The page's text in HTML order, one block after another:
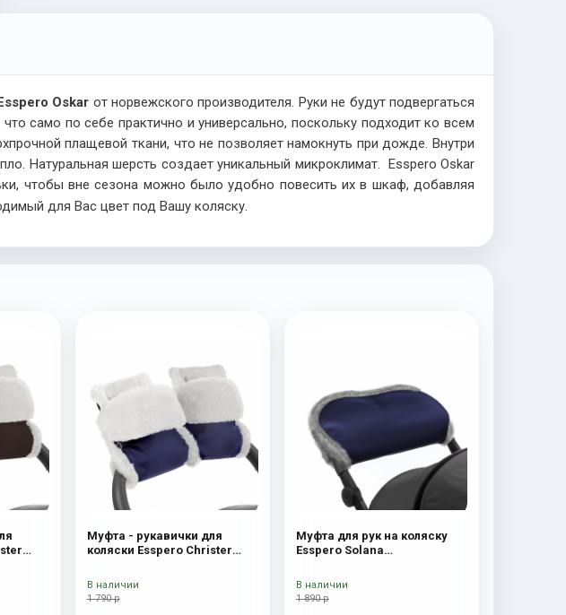
Oskar от норвежского производителя. Руки не будут подвергаться
само по себе практично и универсально, поскольку подходит ко всем
плащевой ткани, что не позволяет намокнуть при дожде. Внутри
Натуральная шерсть создает уникальный микроклимат. Esspero Oskar
чтобы вне сезона можно было удобно повесить их в шкаф, добавляя
для Вас цвет под Вашу коляску.
Муфта - рукавички для
коляски Esspero Christer
1 790 р
В наличии
Муфта для рук на коляску
Esspero Solana
Ocean
1 890 р
В наличии